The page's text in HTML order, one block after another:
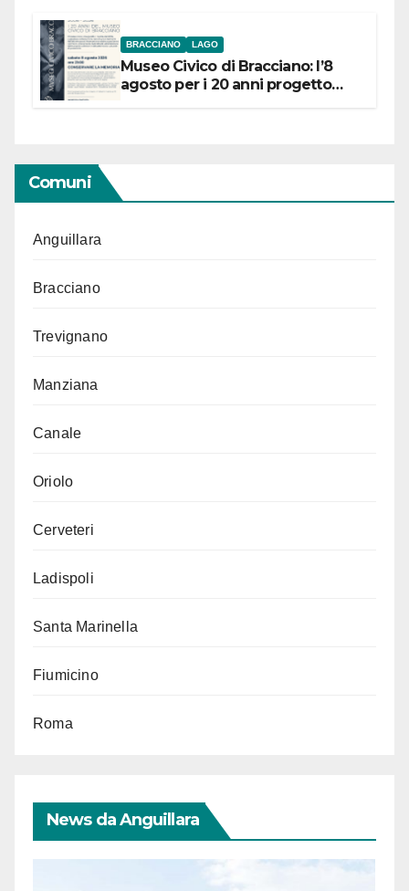
BRACCIANO LAGO
Museo Civico di Bracciano: l’8
agosto per i 20 anni progetto
Comuni
Anguillara
Bracciano
Trevignano
Manziana
Canale
Oriolo
Cerveteri
Ladispoli
Santa Marinella
Fiumicino
Roma
News da Anguillara